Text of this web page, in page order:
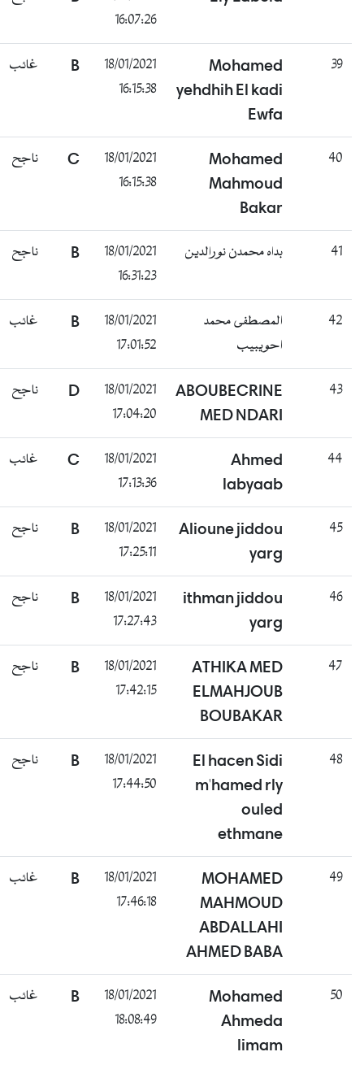
16:07:26
39
Mohamed
yehdhih El kadi
Ewfa
18/01/2021
16:15:38
B غائب
40
Mohamed
Mahmoud
Bakar
18/01/2021
16:15:38
C ناجح
41 بداه محمدن نورالدين
18/01/2021
16:31:23
B ناجح
42
المصطفى محمد
احويبيب
18/01/2021
17:01:52
B غائب
43
ABOUBECRINE
MED NDARI
18/01/2021
17:04:20
D ناجح
44
Ahmed
labyaab
18/01/2021
17:13:36
C غائب
45
Alioune jiddou
yarg
18/01/2021
17:25:11
B ناجح
46
ithman jiddou
yarg
18/01/2021
17:27:43
B ناجح
47
ATHIKA MED
ELMAHJOUB
BOUBAKAR
18/01/2021
17:42:15
B ناجح
48
El hacen Sidi
m'hamed rly
ouled
ethmane
18/01/2021
17:44:50
B ناجح
49
MOHAMED
MAHMOUD
ABDALLAHI
AHMED BABA
18/01/2021
17:46:18
B غائب
50
Mohamed
Ahmeda
limam
18/01/2021
18:08:49
B غائب